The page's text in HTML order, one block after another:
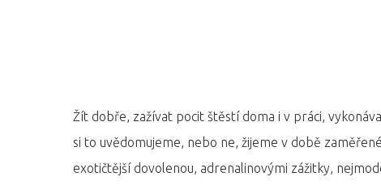
Žít dobře, zažívat pocit štěstí doma i v práci,
si to uvědomujeme, nebo ne, žijeme v době
exotičtější dovolenou, adrenalinovými zážitky,